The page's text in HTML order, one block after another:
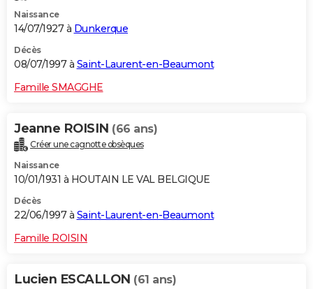
Naissance
14/07/1927 à Dunkerque
Décès
08/07/1997 à Saint-Laurent-en-Beaumont
Famille SMAGGHE
Jeanne ROISIN (66 ans)
Créer une cagnotte obsèques
Naissance
10/01/1931 à HOUTAIN LE VAL BELGIQUE
Décès
22/06/1997 à Saint-Laurent-en-Beaumont
Famille ROISIN
Lucien ESCALLON (61 ans)